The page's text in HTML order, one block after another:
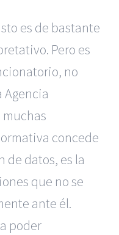
es de bastante
Pero es
no
Agencia
muchas
concede
de datos, es la
que no se
ante él.
poder